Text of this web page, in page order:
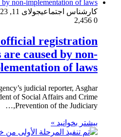
کارشناس اجتماعیجولای 11, 2023
0
registration
caused by non-
of laws
judicial reporter, Asghar
of Social Affairs and Crime
Prevention of the Judiciary,…
بیشتر بخوانید »